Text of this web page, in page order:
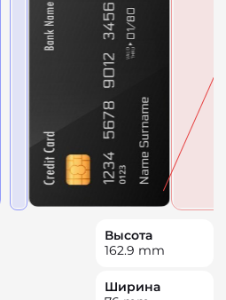
Высота
162.9 mm
Ширина